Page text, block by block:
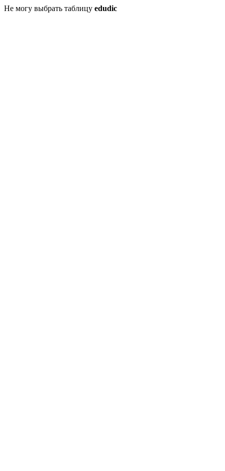
Не могу выбрать таблицу edudic